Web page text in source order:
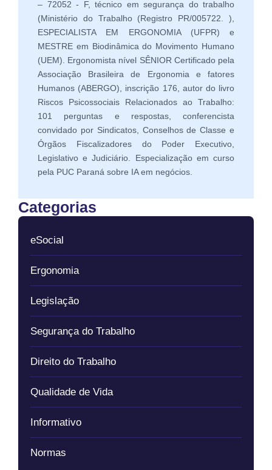
– 72052 - F, técnico em segurança do trabalho
(Ministério do Trabalho (Registro PR/005722. ),
ESPECIALISTA EM ERGONOMIA (UFPR) e
MESTRE em Biodinâmica do Movimento Humano
(UEM). Ergonomista nível SÊNIOR Certificado pela
Associação Brasileira de Ergonomia e fatores
Humanos (ABERGO), inscrição 176, autor do livro
Riscos Psicossociais Relacionados ao Trabalho:
101 perguntas e respostas, conferencista
convidado por Sindicatos, Conselhos de Classe e
Órgãos Fiscalizadores do Poder Executivo,
Legislativo e Judiciário. Especialização em curso
pela PUC Paraná sobre IA em negócios.
Categorias
eSocial
Ergonomia
Legislação
Segurança do Trabalho
Direito do Trabalho
Qualidade de Vida
Informativo
Normas